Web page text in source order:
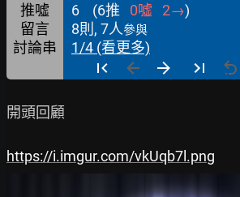
推噓 6 (6推 0噓 2→)
留言
8則, 7人參與
討論串 1/4 (看更多)
開頭回顧
https://i.imgur.com/vkUqb7l.png